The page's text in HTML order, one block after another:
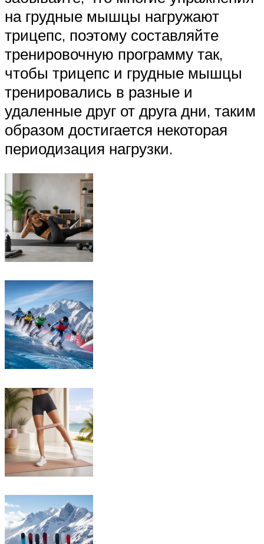
на грудные мышцы нагружают
трицепс, поэтому составляйте
тренировочную программу так,
чтобы трицепс и грудные мышцы
тренировались в разные и
удаленные друг от друга дни, таким
образом достигается некоторая
периодизация нагрузки.